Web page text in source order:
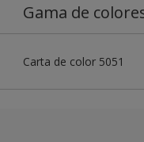
Gama de
Carta de color 5051